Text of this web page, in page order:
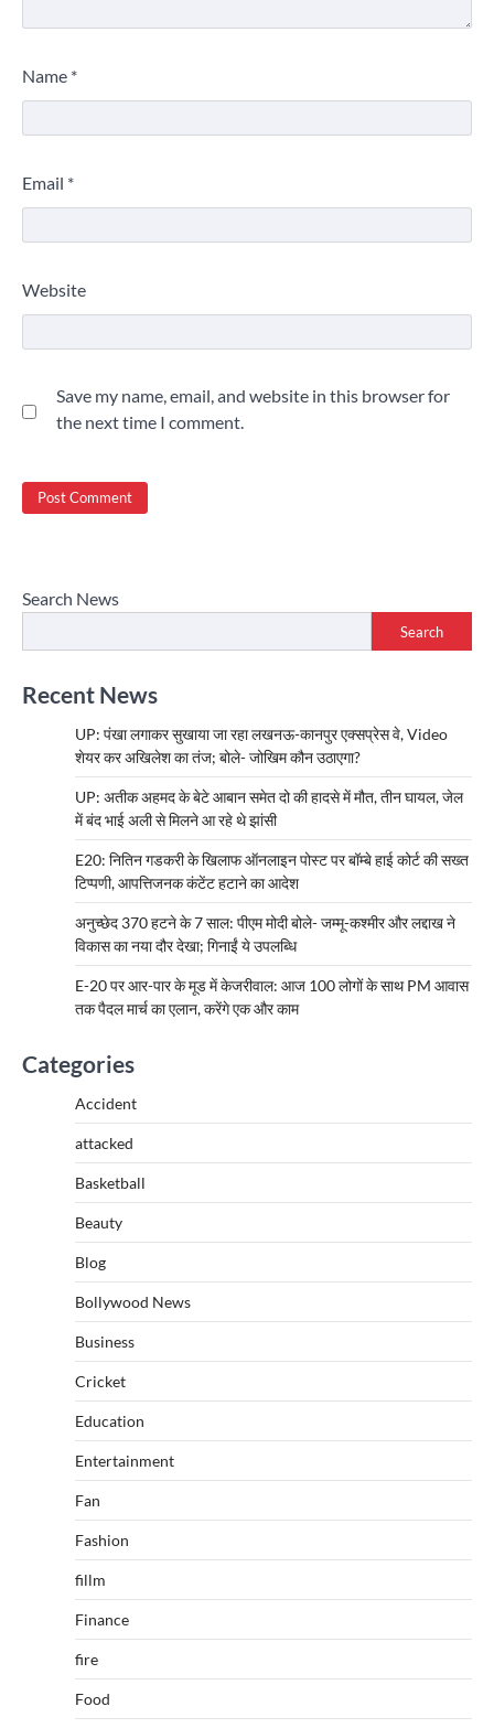
Name *
Email *
Website
Save my name, email, and website in this browser for
the next time I comment.
Search News
Search
Recent News
UP: पंखा लगाकर सुखाया जा रहा लखनऊ-कानपुर एक्सप्रेस वे, Video
शेयर कर अखिलेश का तंज; बोले- जोखिम कौन उठाएगा?
UP: अतीक अहमद के बेटे आबान समेत दो की हादसे में मौत, तीन घायल, जेल
में बंद भाई अली से मिलने आ रहे थे झांसी
E20: नितिन गडकरी के खिलाफ ऑनलाइन पोस्ट पर बॉम्बे हाई कोर्ट की सख्त
टिप्पणी, आपत्तिजनक कंटेंट हटाने का आदेश
अनुच्छेद 370 हटने के 7 साल: पीएम मोदी बोले- जम्मू-कश्मीर और लद्दाख ने
विकास का नया दौर देखा; गिनाईं ये उपलब्धि
E-20 पर आर-पार के मूड में केजरीवाल: आज 100 लोगों के साथ PM आवास
तक पैदल मार्च का एलान, करेंगे एक और काम
Categories
Accident
attacked
Basketball
Beauty
Blog
Bollywood News
Business
Cricket
Education
Entertainment
Fan
Fashion
fillm
Finance
fire
Food